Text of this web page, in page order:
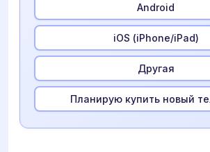
Android
iOS (iPhone/iPad)
Другая
Планирую купить новый